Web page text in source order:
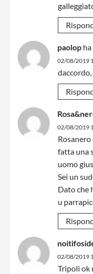
paolop
02/08/2019
02/08/2019
Rosanero
fatta una
uomo
Sei un
Dato che
u
02/08/2019
Tripoli ok